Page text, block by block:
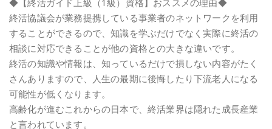
◆【終活ガイド上級（1級）資格】おススメの理由◆
終活協議会が業務提携している事業者のネットワークを利用
することができるので、知識を学ぶだけでなく実際に終活の
相談に対応できることが他の資格との大きな違いです。
終活の知識や情報は、知っているだけで損しない内容がたく
さんありますので、人生の最期に後悔したり下流老人になる
可能性が低くなります。
高齢化が進むこれからの日本で、終活業界は隠れた成長産業
と言われています。